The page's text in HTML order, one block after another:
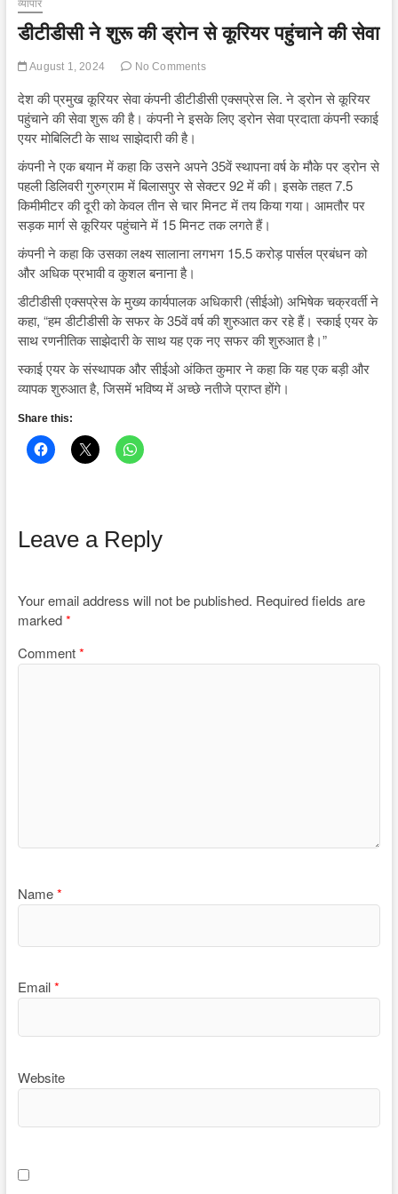
व्यापार
डीटीडीसी ने शुरू की ड्रोन से कूरियर पहुंचाने की सेवा
August 1, 2024 No Comments
देश की प्रमुख कूरियर सेवा कंपनी डीटीडीसी एक्सप्रेस लि. ने ड्रोन से कूरियर
पहुंचाने की सेवा शुरू की है। कंपनी ने इसके लिए ड्रोन सेवा प्रदाता कंपनी स्काई
एयर मोबिलिटी के साथ साझेदारी की है।
कंपनी ने एक बयान में कहा कि उसने अपने 35वें स्थापना वर्ष के मौके पर ड्रोन से
पहली डिलिवरी गुरुग्राम में बिलासपुर से सेक्टर 92 में की। इसके तहत 7.5
किमीमीटर की दूरी को केवल तीन से चार मिनट में तय किया गया। आमतौर पर
सड़क मार्ग से कूरियर पहुंचाने में 15 मिनट तक लगते हैं।
कंपनी ने कहा कि उसका लक्ष्य सालाना लगभग 15.5 करोड़ पार्सल प्रबंधन को
और अधिक प्रभावी व कुशल बनाना है।
डीटीडीसी एक्सप्रेस के मुख्य कार्यपालक अधिकारी (सीईओ) अभिषेक चक्रवर्ती ने
कहा, “हम डीटीडीसी के सफर के 35वें वर्ष की शुरुआत कर रहे हैं। स्काई एयर के
साथ रणनीतिक साझेदारी के साथ यह एक नए सफर की शुरुआत है।”
स्काई एयर के संस्थापक और सीईओ अंकित कुमार ने कहा कि यह एक बड़ी और
व्यापक शुरुआत है, जिसमें भविष्य में अच्छे नतीजे प्राप्त होंगे।
Share this:
Leave a Reply
Your email address will not be published. Required fields are
marked*
Comment*
Name*
Email*
Website